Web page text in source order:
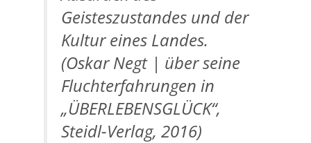
Geisteszustandes und der
Kultur eines Landes.
(Oskar Negt | über seine
Fluchterfahrungen in
„ÜBERLEBENSGLÜCK“,
Steidl-Verlag, 2016)